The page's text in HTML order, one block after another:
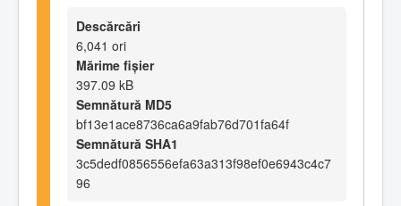
Descărcări
6,041 ori
Mărime fișier
397.09 kB
Semnătură MD5
bf13e1ace8736ca6a9fab76d701fa64f
Semnătură SHA1
3c5dedf0856556efa63a313f98ef0e6943c4c7
96